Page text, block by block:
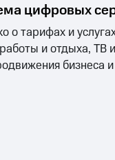
цифровых
о тарифах и
и отдыха, ТВ
бизнеса